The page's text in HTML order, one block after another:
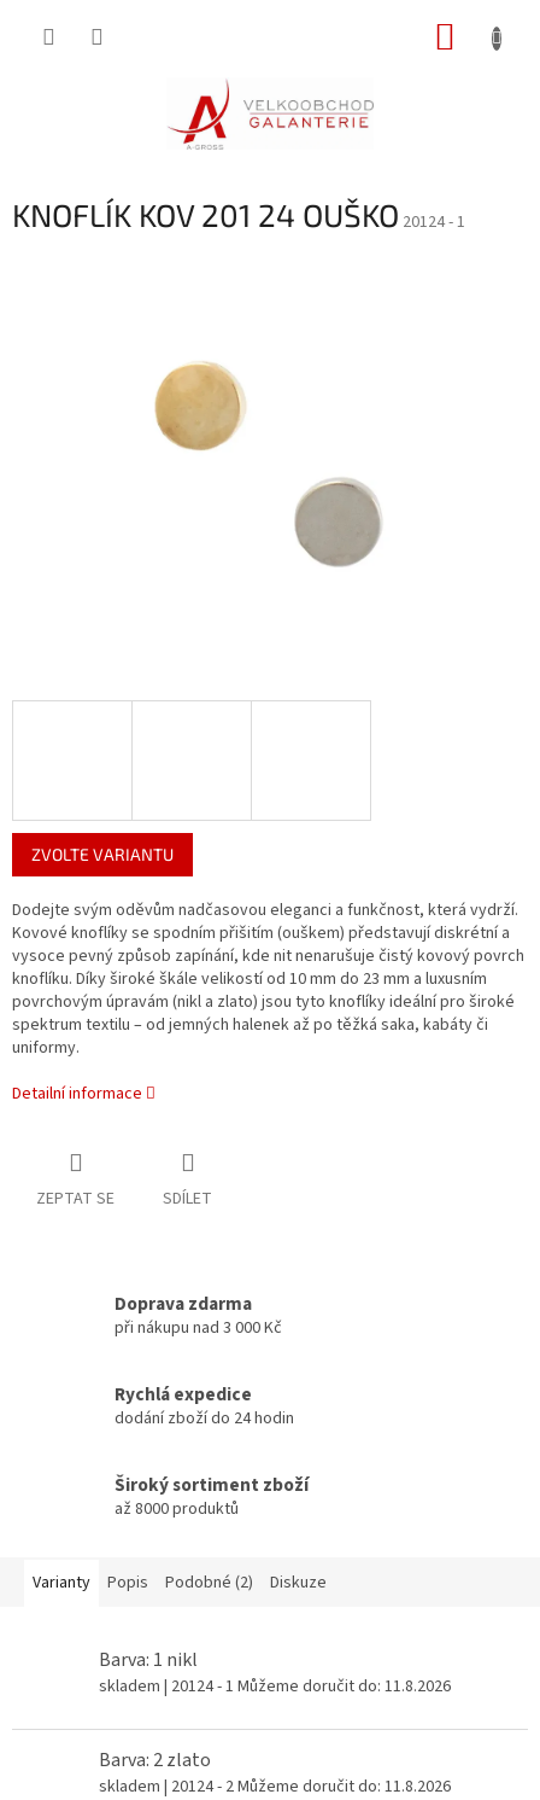
KNOFLÍK KOV 201 24 OUŠKO 20124 - 1
ZVOLTE VARIANTU
Dodejte svým oděvům nadčasovou eleganci a funkčnost, která vydrží.
Kovové knoflíky se spodním přišitím (ouškem) představují diskrétní a
vysoce pevný způsob zapínání, kde nit nenarušuje čistý kovový povrch
knoflíku. Díky široké škále velikostí od 10 mm do 23 mm a luxusním
povrchovým úpravám (nikl a zlato) jsou tyto knoflíky ideální pro široké
spektrum textilu – od jemných halenek až po těžká saka, kabáty či
uniformy.
Detailní informace
ZEPTAT SE SDÍLET
Doprava zdarma
při nákupu nad 3 000 Kč
Rychlá expedice
dodání zboží do 24 hodin
Široký sortiment zboží
až 8000 produktů
Varianty Popis Podobné (2) Diskuze
Barva: 1 nikl
skladem | 20124 - 1 Můžeme doručit do: 11.8.2026
Barva: 2 zlato
skladem | 20124 - 2Můžeme doručit do: 11.8.2026